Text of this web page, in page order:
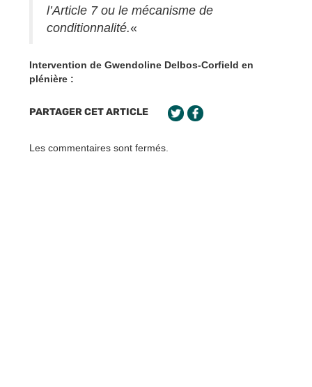
l’Article 7 ou le mécanisme de
conditionnalité.«
Intervention de Gwendoline Delbos-Corfield en
plénière :
PARTAGER CET ARTICLE
Les commentaires sont fermés.